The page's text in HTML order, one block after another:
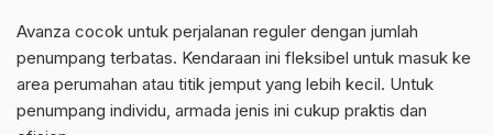
Avanza cocok untuk perjalanan reguler dengan jumlah
penumpang terbatas. Kendaraan ini fleksibel untuk masuk ke
area perumahan atau titik jemput yang lebih kecil. Untuk
penumpang individu, armada jenis ini cukup praktis dan